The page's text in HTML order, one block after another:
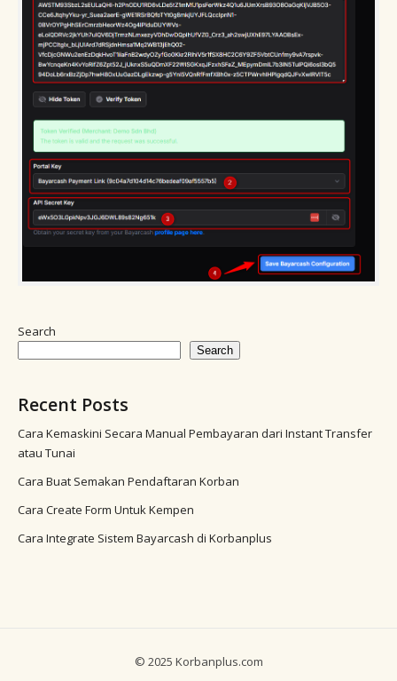
Search
Search
Recent Posts
Cara Kemaskini Secara Manual Pembayaran dari Instant Transfer
atau Tunai
Cara Buat Semakan Pendaftaran Korban
Cara Create Form Untuk Kempen
Cara Integrate Sistem Bayarcash di Korbanplus
© 2025 Korbanplus.com